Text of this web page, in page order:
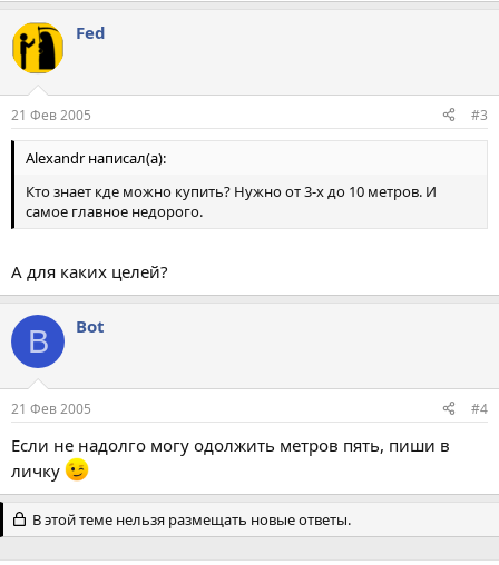
Fed
21 Фев 2005 #3
Alexandr написал(а):
Кто знает кде можно купить? Нужно от 3-х до 10 метров. И
самое главное недорого.
А для каких целей?
B Bot
21 Фев 2005 #4
Если не надолго могу одолжить метров пять, пиши в
личку
В этой теме нельзя размещать новые ответы.